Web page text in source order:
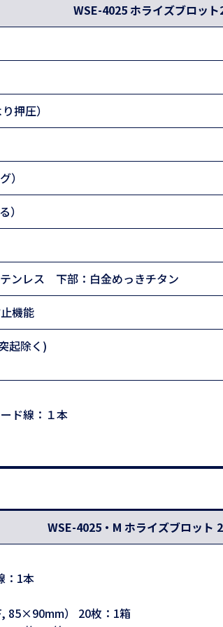
WSE-4025 ホライズブロット
押圧）
）
）
ンレス 下部：白金めっきチタン
機能
起除く)
ド線：１本
WSE-4025・M ホライズブロット
：1本
85×90mm） 20枚：1箱